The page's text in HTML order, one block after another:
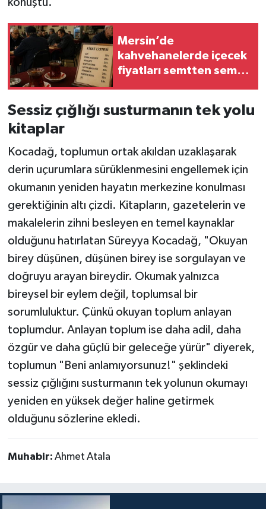
Mersin’de
kahvehanelerde içecek
fiyatları semtten semte
Sessiz çığlığı susturmanın tek yolu
kitaplar
Kocadağ, toplumun ortak akıldan uzaklaşarak
derin uçurumlara sürüklenmesini engellemek için
okumanın yeniden hayatın merkezine konulması
gerektiğinin altı çizdi. Kitapların, gazetelerin ve
makalelerin zihni besleyen en temel kaynaklar
olduğunu hatırlatan Süreyya Kocadağ, "Okuyan
birey düşünen, düşünen birey ise sorgulayan ve
doğruyu arayan bireydir. Okumak yalnızca
bireysel bir eylem değil, toplumsal bir
sorumluluktur. Çünkü okuyan toplum anlayan
toplumdur. Anlayan toplum ise daha adil, daha
özgür ve daha güçlü bir geleceğe yürür" diyerek,
toplumun "Beni anlamıyorsunuz!" şeklindeki
sessiz çığlığını susturmanın tek yolunun okumayı
yeniden en yüksek değer haline getirmek
olduğunu sözlerine ekledi.
Muhabir: Ahmet Atala